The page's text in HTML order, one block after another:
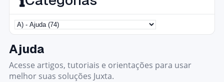
Ajuda
Acesse artigos, tutoriais e orientações para usar
melhor suas soluções Juxta.